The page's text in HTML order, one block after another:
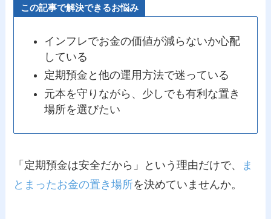
この記事で解決できるお悩み
インフレでお金の価値が減らないか心配
している
定期預金と他の運用方法で迷っている
元本を守りながら、少しでも有利な置き
場所を選びたい
「定期預金は安全だから」という理由だけで、
ま
とまったお金の置き場所を決めていませんか。